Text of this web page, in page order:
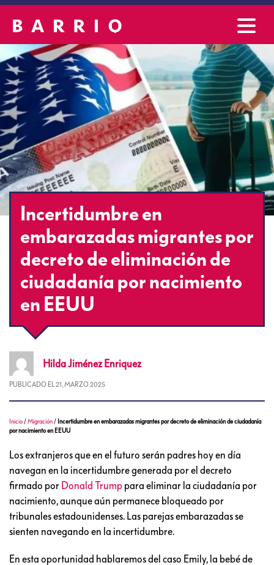
Incertidumbre en
embarazadas migrantes por
decreto de eliminación de
ciudadanía por nacimiento
en EEUU
HildaJiménez Enriquez
PUBLICADO EL 21, MARZO 2025
Inicio /Migración / Incertidumbre en embarazadas migrantes por decreto de eliminación de ciudadanía
por nacimiento en EEUU
Los extranjeros que en el futuro serán padres hoy en día
navegan en la incertidumbre generada por el decreto
firmado por Donald Trump para eliminar la ciudadanía por
nacimiento, aunque aún permanece bloqueado por
tribunales estadounidenses. Las parejas embarazadas se
sienten navegando en la incertidumbre.
En esta oportunidad hablaremos del caso Emily, la bebé de